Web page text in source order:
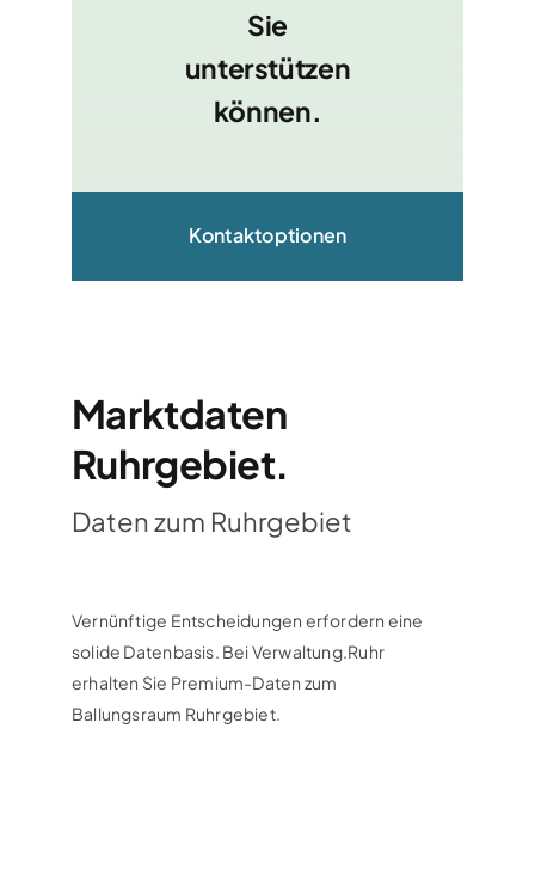
Sie
unterstützen
können.
Kontaktoptionen
Marktdaten
Ruhrgebiet.
Daten zum Ruhrgebiet
Vernünftige Entscheidungen erfordern eine
solide Datenbasis. Bei Verwaltung.Ruhr
erhalten Sie Premium-Daten zum
Ballungsraum Ruhrgebiet.